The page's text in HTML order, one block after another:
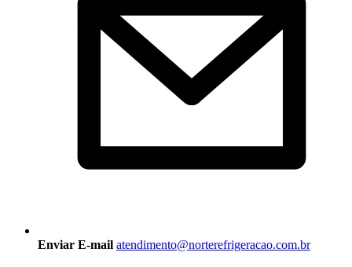
Enviar E-mail atendimento@norterefrigeracao.com.br